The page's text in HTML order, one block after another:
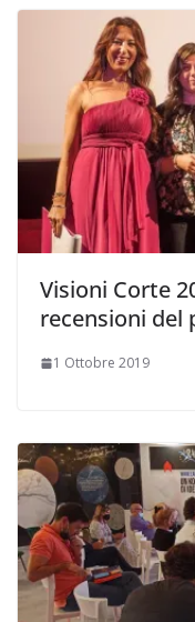
Visioni Corte
recensioni del
1 Ottobre 2019